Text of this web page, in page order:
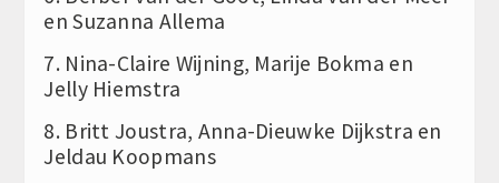
en Suzanna Allema
7. Nina-Claire Wijning, Marije Bokma en
Jelly Hiemstra
8. Britt Joustra, Anna-Dieuwke Dijkstra en
Jeldau Koopmans